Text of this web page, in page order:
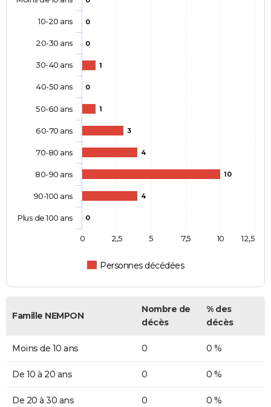
0
0
1
0
1
3
4
10
4
0
Personnes décédées
10-20 ans
20-30 ans
30-40 ans
40-50 ans
50-60 ans
60-70 ans
70-80 ans
80-90 ans
90-100 ans
Plus de 100 ans
0 10
2,5 5 7,5 12,5
Famille NEMPON
Nombre de
décès
% des
décès
Moins de 10 ans 0 0 %
De 10 à 20 ans 0 0 %
De 20 à 30 ans 0 0 %